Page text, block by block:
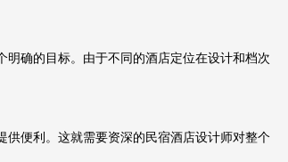
确的目标。由于不同的酒店定位在设计和档次
便利。这就需要资深的民宿酒店设计师对整个